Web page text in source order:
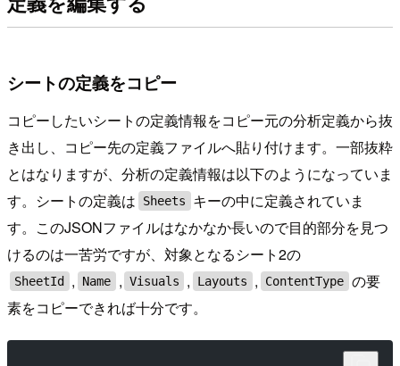
シートの定義をコピー
コピーしたいシートの定義情報をコピー元の分析定義から抜
き出し、コピー先の定義ファイルへ貼り付けます。一部抜粋
とはなりますが、分析の定義情報は以下のようになっていま
す。シートの定義は
Sheets
キーの中に定義されていま
す。このJSONファイルはなかなか長いので目的部分を見つ
けるのは一苦労ですが、対象となるシート2の
SheetId , Name , Visuals , Layouts , ContentType の要
素をコピーできれば十分です。